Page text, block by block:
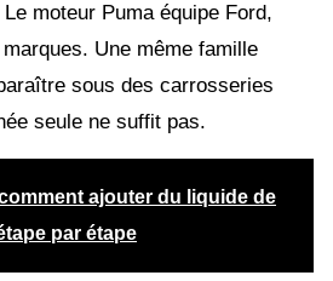
moteur Puma équipe Ford,
marques. Une même famille
sous des carrosseries
seule ne suffit pas.
ajouter du liquide de
par étape